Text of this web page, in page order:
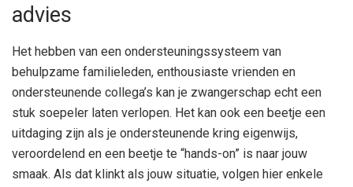
advies
Het hebben van een ondersteuningssysteem van
behulpzame familieleden, enthousiaste vrienden en
ondersteunende collega’s kan je zwangerschap echt een
stuk soepeler laten verlopen. Het kan ook een beetje een
uitdaging zijn als je ondersteunende kring eigenwijs,
veroordelend en een beetje te “hands-on” is naar jouw
smaak. Als dat klinkt als jouw situatie, volgen hier enkele